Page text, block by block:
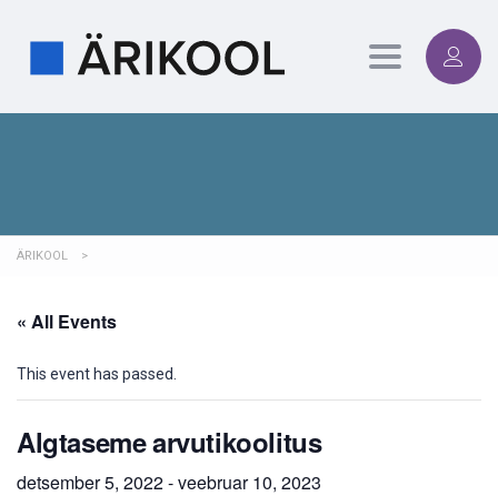
Toggle
ÄRIKOOL >
« All Events
This event has passed.
Algtaseme arvutikoolitus
detsember 5, 2022-veebruar 10, 2023